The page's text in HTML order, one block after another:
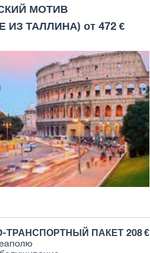
МОТИВ
ИЗ ТАЛЛИНА) от 472 €
ТРАНСПОРТНЫЙ ПАКЕТ 208 €